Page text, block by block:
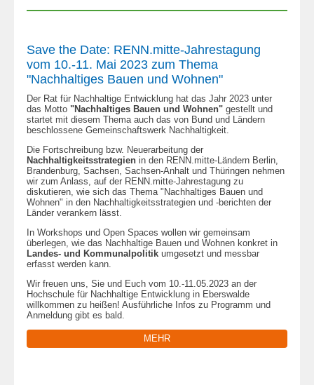
Save the Date: RENN.mitte-Jahrestagung
vom 10.-11. Mai 2023 zum Thema
"Nachhaltiges Bauen und Wohnen"
Der Rat für Nachhaltige Entwicklung hat das Jahr 2023 unter
das Motto "Nachhaltiges Bauen und Wohnen" gestellt und
startet mit diesem Thema auch das von Bund und Ländern
beschlossene Gemeinschaftswerk Nachhaltigkeit.
Die Fortschreibung bzw. Neuerarbeitung der
Nachhaltigkeitsstrategien in den RENN.mitte-Ländern Berlin,
Brandenburg, Sachsen, Sachsen-Anhalt und Thüringen nehmen
wir zum Anlass, auf der RENN.mitte-Jahrestagung zu
diskutieren, wie sich das Thema "Nachhaltiges Bauen und
Wohnen" in den Nachhaltigkeitsstrategien und -berichten der
Länder verankern lässt.
In Workshops und Open Spaces wollen wir gemeinsam
überlegen, wie das Nachhaltige Bauen und Wohnen konkret in
Landes- und Kommunalpolitik umgesetzt und messbar
erfasst werden kann.
Wir freuen uns, Sie und Euch vom 10.-11.05.2023 an der
Hochschule für Nachhaltige Entwicklung in Eberswalde
willkommen zu heißen! Ausführliche Infos zu Programm und
Anmeldung gibt es bald.
MEHR